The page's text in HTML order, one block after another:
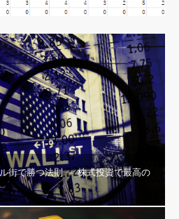
街で勝つ法則 － 株式投資で最高の